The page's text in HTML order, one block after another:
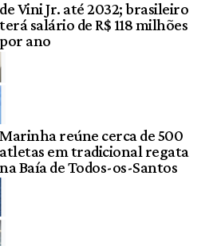
de Vini Jr. até 2032; brasileiro
terá salário de R$ 118 milhões
por ano
Marinha reúne cerca de 500
atletas em tradicional regata
na Baía de Todos-os-Santos